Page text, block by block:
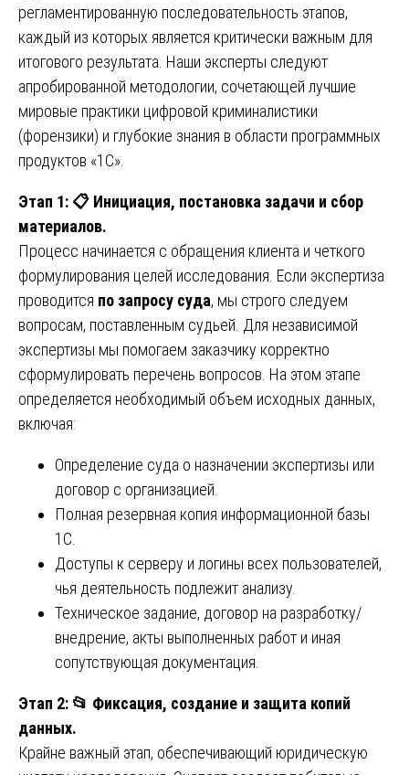
регламентированную последовательность этапов,
каждый из которых является критически важным для
итогового результата. Наши эксперты следуют
апробированной методологии, сочетающей лучшие
мировые практики цифровой криминалистики
(форензики) и глубокие знания в области программных
продуктов «1С».
Этап 1:📋 Инициация, постановка задачи и сбор
материалов.
Процесс начинается с обращения клиента и четкого
формулирования целей исследования. Если экспертиза
проводится по запросу суда, мы строго следуем
вопросам, поставленным судьей. Для независимой
экспертизы мы помогаем заказчику корректно
сформулировать перечень вопросов. На этом этапе
определяется необходимый объем исходных данных,
включая:
Определение суда о назначении экспертизы или
договор с организацией.
Полная резервная копия информационной базы
1С.
Доступы к серверу и логины всех пользователей,
чья деятельность подлежит анализу.
Техническое задание, договор на разработку/
внедрение, акты выполненных работ и иная
сопутствующая документация.
Этап 2: 📂 Фиксация, создание и защита копий
данных.
Крайне важный этап, обеспечивающий юридическую